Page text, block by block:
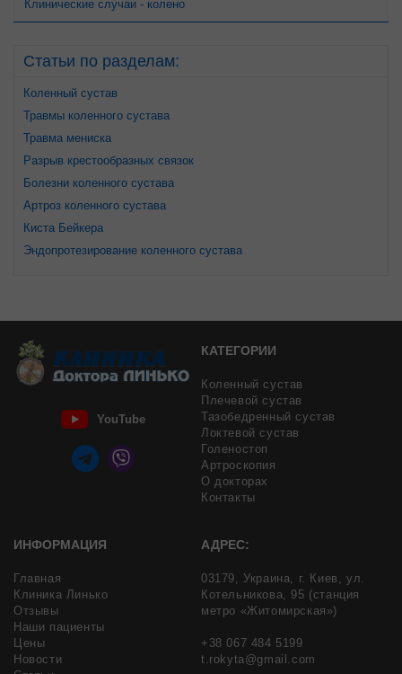
Клинические случаи - колено
Cтатьи по разделам:
Коленный сустав
Травмы коленного сустава
Травма мениска
Разрыв крестообразных связок
Болезни коленного сустава
Артроз коленного сустава
Киста Бейкера
Эндопротезирование коленного сустава
YouTube
КАТЕГОРИИ
Коленный сустав
Плечевой сустав
Тазобедренный сустав
Локтевой сустав
Голеностоп
Артроскопия
О докторах
Контакты
ИНФОРМАЦИЯ
Главная
Клиника Линько
Отзывы
Наши пациенты
Цены
Новости
АДРЕС:
03179, Украина, г. Киев, ул.
Котельникова, 95 (станция
метро «Житомирская»)
+38 067 484 5199
t.rokyta@gmail.com